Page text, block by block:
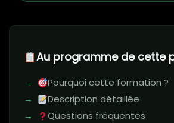
Au programme de cette
Pourquoi cette formation ?
Description détaillée
Questions fréquentes